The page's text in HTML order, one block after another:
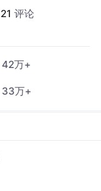
21 评论
42万+
33万+